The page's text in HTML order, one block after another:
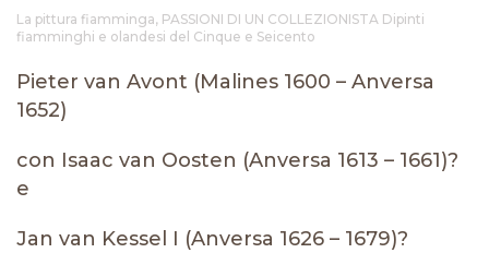
La pittura fiamminga, PASSIONI DI UN COLLEZIONISTA Dipinti
fiamminghi e olandesi del Cinque e Seicento
Pieter van Avont (Malines 1600 – Anversa
1652)
con Isaac van Oosten (Anversa 1613 – 1661)?
e
Jan van Kessel I (Anversa 1626 – 1679)?